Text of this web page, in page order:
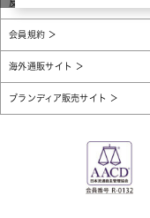
反社会的勢力に対する基本方針
会員規約
海外通販サイト
ブランディア販売サイト